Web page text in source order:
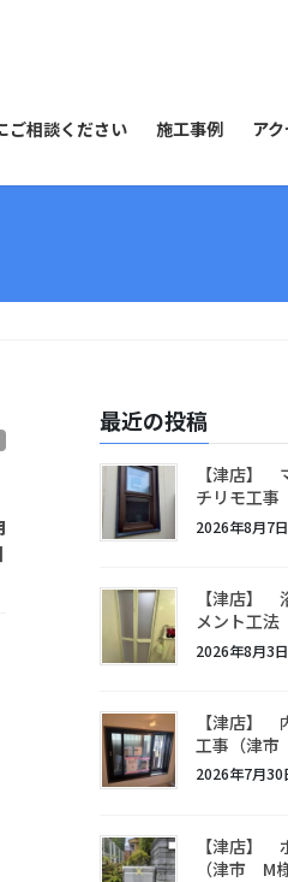
ご相談ください 施工事例 ア
最近の投稿
【津店】
チリモ工事
2026年8月7日
【津店】
メント工法
2026年8月3日
【津店】
工事（津市
2026年7月30
【津店】
（津市 M